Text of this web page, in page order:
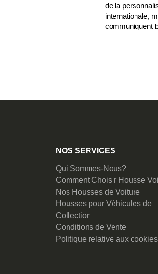
de la
internationale,
communiquent
NOS SERVICES
Qui Sommes-Nous?
Comment Choisir Housse
Nos Housses de Voiture
Housses pour Véhicules de
Collection
Conditions de Vente
Politique relative aux cookies